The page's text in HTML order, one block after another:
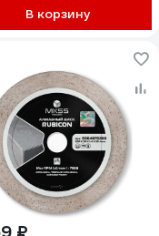
В корзину